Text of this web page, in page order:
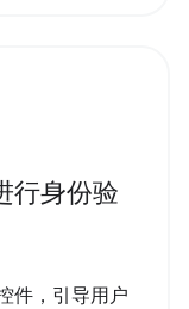
行身份验
件，引导用户